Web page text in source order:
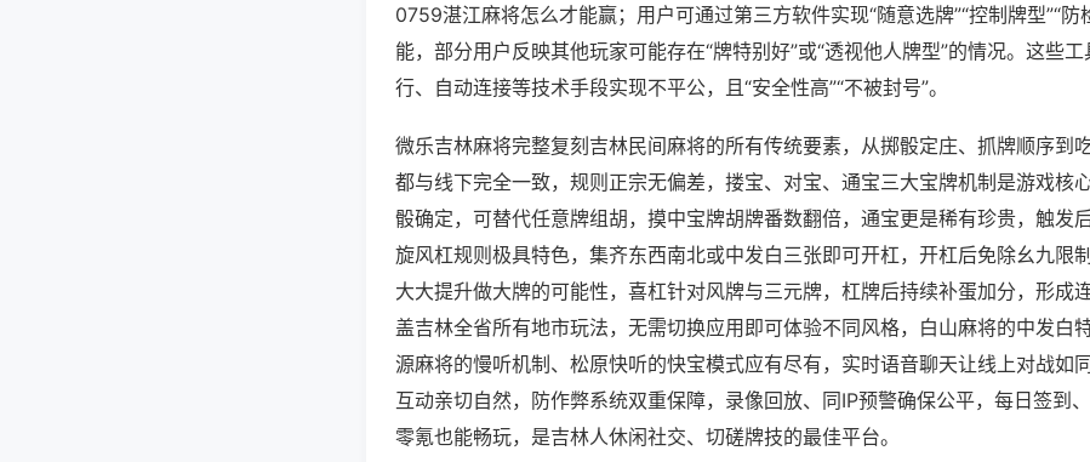
0759湛江麻将怎么才能赢；用户可通过第三方软件实现“随意选牌”“控制牌型”“防
能，部分用户反映其他玩家可能存在“牌特别好”或“透视他人牌型”的情况。这些
行、自动连接等技术手段实现不平公，且“安全性高”“不被封号”。
微乐吉林麻将完整复刻吉林民间麻将的所有传统要素，从掷骰定庄、抓牌顺序到
都与线下完全一致，规则正宗无偏差，搂宝、对宝、通宝三大宝牌机制是游戏核
骰确定，可替代任意牌组胡，摸中宝牌胡牌番数翻倍，通宝更是稀有珍贵，触发
旋风杠规则极具特色，集齐东西南北或中发白三张即可开杠，开杠后免除幺九限
大大提升做大牌的可能性，喜杠针对风牌与三元牌，杠牌后持续补蛋加分，形成
盖吉林全省所有地市玩法，无需切换应用即可体验不同风格，白山麻将的中发白
源麻将的慢听机制、松原快听的快宝模式应有尽有，实时语音聊天让线上对战如
互动亲切自然，防作弊系统双重保障，录像回放、同IP预警确保公平，每日签到、
零氪也能畅玩，是吉林人休闲社交、切磋牌技的最佳平台。